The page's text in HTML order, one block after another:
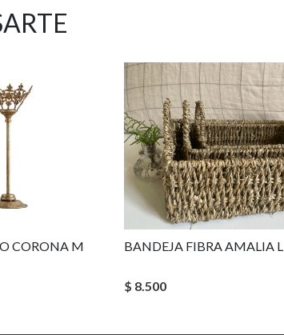
CORONA M BANDEJA FIBRA AMALIA L
$ 8.500